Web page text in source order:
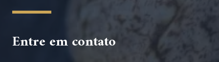
Entre em contato